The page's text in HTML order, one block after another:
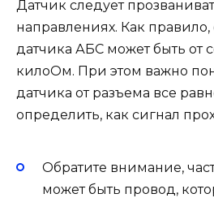
Датчик следует
направлениях. Как
датчика АБС может быть от
килоОм. При этом важно
датчика от разъема все
определить, как сигнал
Обратите внимание,
может быть провод,